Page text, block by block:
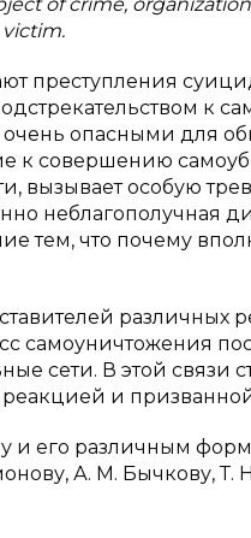
преступления
к
опасными для
к совершению
вызывает особую
неблагополучная
тем, что почему
различных
самоуничтожения
сети. В этой связи
и
и его различным
А. М. Бычкову, Т.